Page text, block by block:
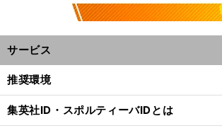
サービス
推奨環境
集英社ID・スポルティーバIDとは